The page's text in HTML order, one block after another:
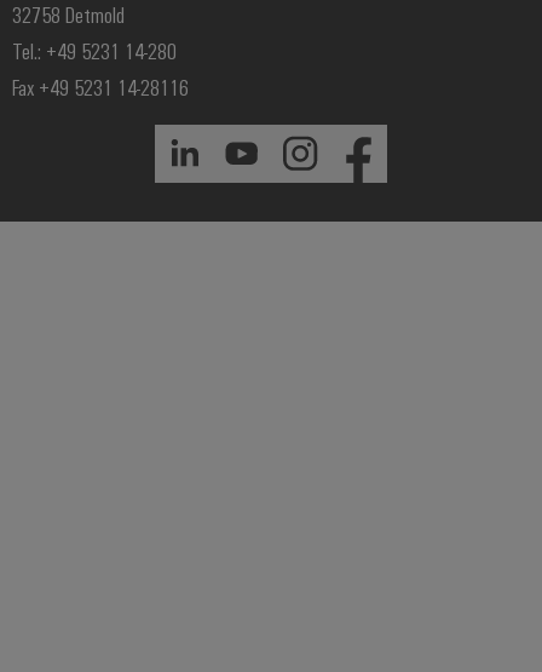
32758 Detmold
Tel.: +49 5231 14-280
Fax +49 5231 14-28116